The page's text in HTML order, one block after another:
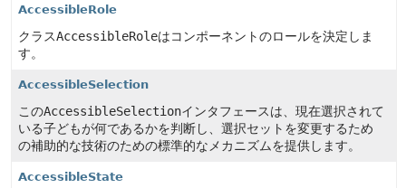
AccessibleRole
クラスAccessibleRoleはコンポーネントのロールを決定しま
す。
AccessibleSelection
このAccessibleSelectionインタフェースは、現在選択されて
いる子どもが何であるかを判断し、選択セットを変更するため
の補助的な技術のための標準的なメカニズムを提供します。
AccessibleState